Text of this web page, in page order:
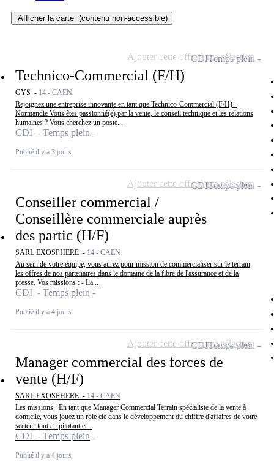
Afficher la carte (contenu non-accessible)
Technico-Commercial (F/H)
GYS - 14 - CAEN
Rejoignez une entreprise innovante en tant que Technico-Commercial (F/H) -
Normandie Vous êtes passionné(e) par la vente, le conseil technique et les relations
humaines ? Vous cherchez un poste...
CDI - Temps plein
Publié il y a 3 jours
CDITemps plein
Ajouter cette offre à ma sélection
Conseiller commercial /
Conseillère commerciale auprès
des partic (H/F)
SARL EXOSPHERE - 14 - CAEN
Au sein de votre équipe, vous aurez pour mission de commercialiser sur le terrain
les offres de nos partenaires dans le domaine de la fibre de l'assurance et de la
presse. Vos missions : - La...
CDI - Temps plein
Publié il y a 4 jours
CDITemps plein
Ajouter cette offre à ma sélection
Manager commercial des forces de
vente (H/F)
SARL EXOSPHERE - 14 - CAEN
Les missions : En tant que Manager Commercial Terrain spécialiste de la vente à
domicile, vous jouez un rôle clé dans le développement du chiffre d'affaires de votre
secteur tout en pilotant et...
CDI - Temps plein
Publié il y a 4 jours
CDITemps plein
Ajouter cette offre à ma sélection